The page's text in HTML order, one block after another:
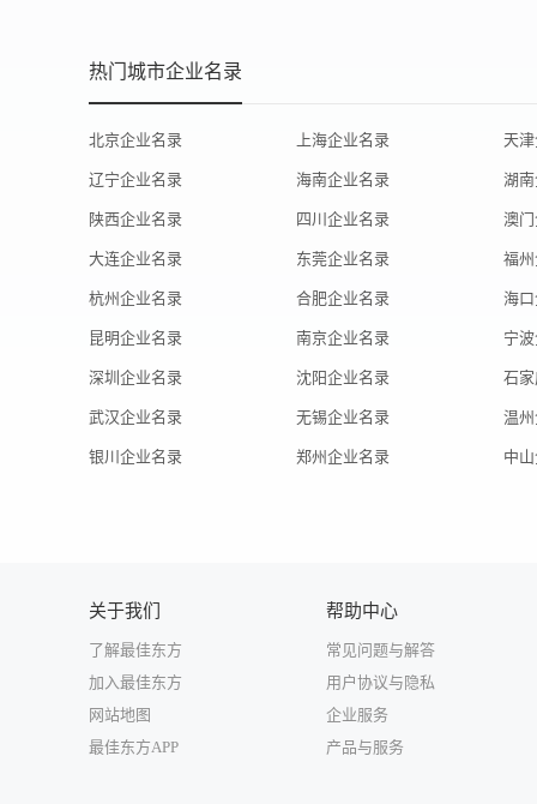
热门城市企业名录
北京企业名录 上海企业名录 天
辽宁企业名录 海南企业名录 湖
陕西企业名录 四川企业名录 澳
大连企业名录 东莞企业名录 福
杭州企业名录 合肥企业名录 海
昆明企业名录 南京企业名录 宁
深圳企业名录 沈阳企业名录 石
武汉企业名录 无锡企业名录 温
银川企业名录 郑州企业名录 中
关于我们
了解最佳东方
加入最佳东方
网站地图
最佳东方APP
帮助中心
常见问题与解答
用户协议与隐私
企业服务
产品与服务